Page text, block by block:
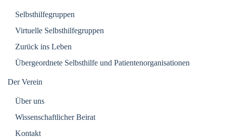
Selbsthilfegruppen
Virtuelle Selbsthilfegruppen
Zurück ins Leben
Übergeordnete Selbsthilfe und Patientenorganisationen
Der Verein
Über uns
Wissenschaftlicher Beirat
Kontakt